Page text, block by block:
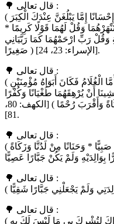
🌳 قال تعالى :
( وَقَضَى رَبُّكَ أَلَّا تَعْبُدُوا إِلَّا إِيَّاهُ وَبِالْوَالِدَيْنِ إِحْسَانًا إِمَّا يَبْلُغَنَّ عِنْدَكَ الْكِبَرَ
وَقُلْ لَهُمَا قَوْلًا كَرِيمًا *
رَبِّ ارْحَمْهُمَا كَمَا رَبَّيَانِي
صَغِيرًا ) [الإسراء: 23، 24].
🌳 قال تعالى :
الْغُلَامُ فَكَانَ أَبَوَاهُ مُؤْمِنَيْنِ
فَأَرَدْنَا أَنْ يُبْدِلَهُمَا رَبُّهُمَا خَيْرًا مِنْهُ زَكَاةً وَأَقْرَبَ رُحْمًا ) [الكهف: 80،
81].
🌳 قال تعالى :
( يَا يَحْيَى خُذِ الْكِتَابَ بِقُوَّةٍ وَآتَيْنَاهُ الْحُكْمَ صَبِيًّا * وَحَنَانًا مِنْ لَدُنَّا وَزَكَاةً
🌳 قال تعالى :
🌳 قال تعالى :
( وَوَصَّيْنَا الْإِنْسَانَ بِوَالِدَيْهِ حُسْنًا وَإِنْ جَاهَدَاكَ لِتُشْرِكَ بِي مَا لَيْسَ لَكَ بِهِ